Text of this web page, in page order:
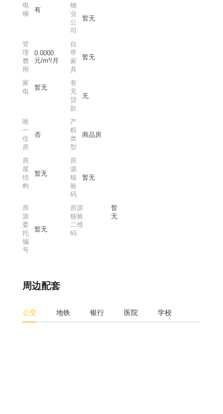
电
梯
有
物
业
公
司
暂无
管
理
费
用
0.0000
元/m²/月
自
带
家
具
暂无
家
电
暂无
有
无
贷
款
无
唯
一
住
房
否
产
权
类
型
商品房
房
屋
结
构
暂无
房
源
核
验
码
暂无
房
源
委
托
编
号
暂无
房源
核验
二维
码
暂
无
周边配套
公交 地铁 银行 医院 学校